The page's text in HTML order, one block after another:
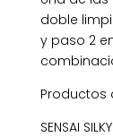
doble
y paso 2
Productos
SENSAI